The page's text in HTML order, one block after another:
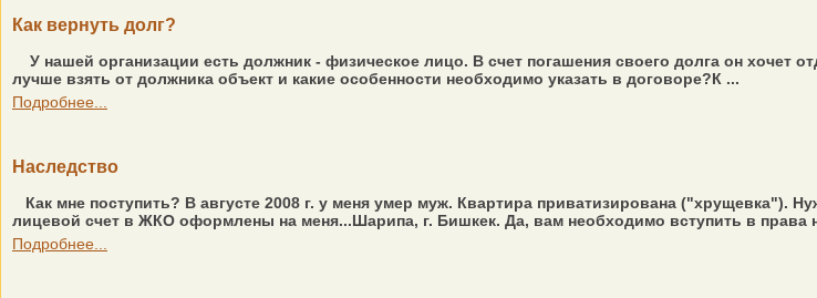
Как вернуть долг?
У нашей организации есть должник - физическое лицо. В счет погашения своего долга он хочет
лучше взять от должника объект и какие особенности необходимо указать в договоре?К ...
Подробнее...
Наследство
Как мне поступить? В августе 2008 г. у меня умер муж. Квартира приватизирована ("хрущевка").
лицевой счет в ЖКО оформлены на меня...Шарипа, г. Бишкек. Да, вам необходимо вступить в права
Подробнее...